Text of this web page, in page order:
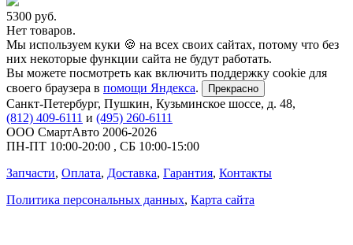
5300 руб.
Нет товаров.
Мы используем куки 🍪 на всех своих сайтах, потому что без
них некоторые функции сайта не будут работать.
Вы можете посмотреть как включить поддержку cookie для
своего браузера в помощи Яндекса. Прекрасно
Санкт-Петербург, Пушкин, Кузьминское шоссе, д. 48,
(812) 409-6111 и (495) 260-6111
ООО СмартАвто 2006-2026
ПН-ПТ 10:00-20:00 , СБ 10:00-15:00
Запчасти, Оплата, Доставка, Гарантия, Контакты
Политика персональных данных, Карта сайта